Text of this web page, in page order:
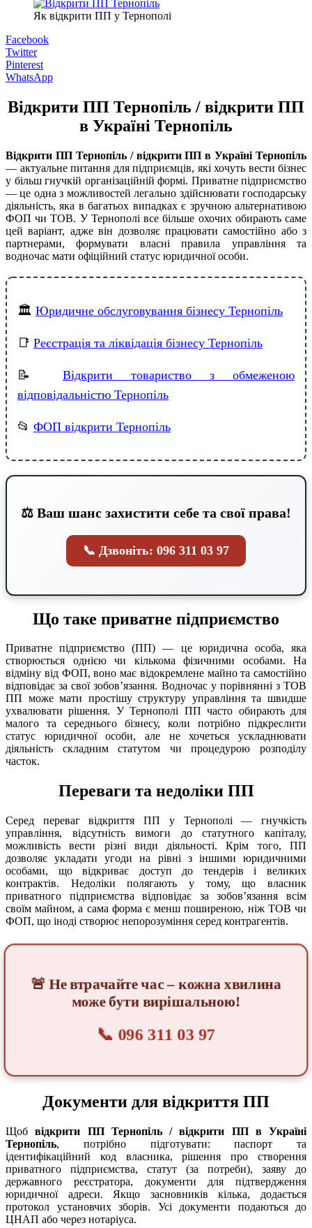
Як відкрити ПП у Тернополі
Facebook
Twitter
Pinterest
WhatsApp
Відкрити ПП Тернопіль / відкрити ПП
в Україні Тернопіль
Відкрити ПП Тернопіль / відкрити ПП в Україні Тернопіль
— актуальне питання для підприємців, які хочуть вести бізнес
у більш гнучкій організаційній формі. Приватне підприємство
— це одна з можливостей легально здійснювати господарську
діяльність, яка в багатьох випадках є зручною альтернативою
ФОП чи ТОВ. У Тернополі все більше охочих обирають саме
цей варіант, адже він дозволяє працювати самостійно або з
партнерами, формувати власні правила управління та
водночас мати офіційний статус юридичної особи.
🏛️ Юридичне обслуговування бізнесу Тернопіль
📑 Реєстрація та ліквідація бізнесу Тернопіль
📝 Відкрити товариство з обмеженою
відповідальністю Тернопіль
📂 ФОП відкрити Тернопіль
⚖️ Ваш шанс захистити себе та свої права!
📞 Дзвоніть: 096 311 03 97
Що таке приватне підприємство
Приватне підприємство (ПП) — це юридична особа, яка
створюється однією чи кількома фізичними особами. На
відміну від ФОП, воно має відокремлене майно та самостійно
відповідає за свої зобов’язання. Водночас у порівнянні з ТОВ
ПП може мати простішу структуру управління та швидше
ухвалювати рішення. У Тернополі ПП часто обирають для
малого та середнього бізнесу, коли потрібно підкреслити
статус юридичної особи, але не хочеться ускладнювати
діяльність складним статутом чи процедурою розподілу
часток.
Переваги та недоліки ПП
Серед переваг відкриття ПП у Тернополі — гнучкість
управління, відсутність вимоги до статутного капіталу,
можливість вести різні види діяльності. Крім того, ПП
дозволяє укладати угоди на рівні з іншими юридичними
особами, що відкриває доступ до тендерів і великих
контрактів. Недоліки полягають у тому, що власник
приватного підприємства відповідає за зобов’язання всім
своїм майном, а сама форма є менш поширеною, ніж ТОВ чи
ФОП, що іноді створює непорозуміння серед контрагентів.
🚨 Не втрачайте час – кожна хвилина
може бути вирішальною!
📞 096 311 03 97
Документи для відкриття ПП
Щобвідкрити ПП Тернопіль / відкрити ПП в Україні
Тернопіль, потрібно підготувати: паспорт та
ідентифікаційний код власника, рішення про створення
приватного підприємства, статут (за потреби), заяву до
державного реєстратора, документи для підтвердження
юридичної адреси. Якщо засновників кілька, додається
протокол установчих зборів. Усі документи подаються до
ЦНАП або через нотаріуса.